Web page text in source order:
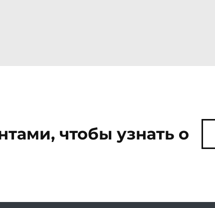
чтобы узнать о